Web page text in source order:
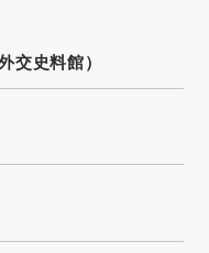
交史料館）